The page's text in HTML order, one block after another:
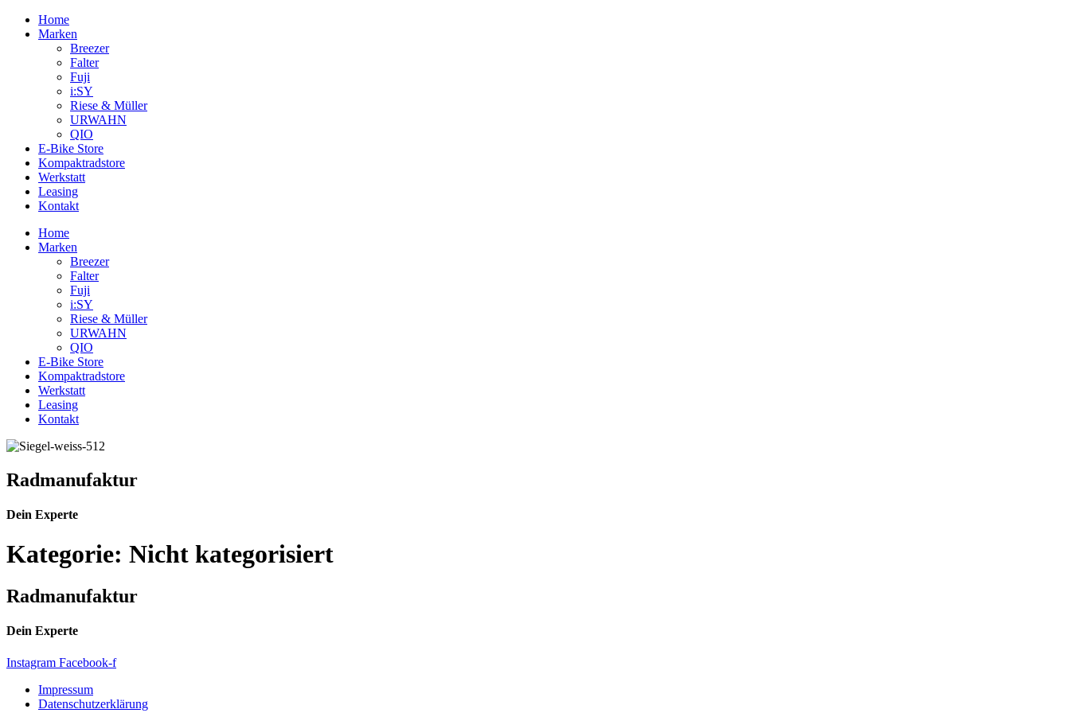
Zum
Inhalt
Home
Marken
Breezer
Falter
Fuji
i:SY
Riese & Müller
URWAHN
QIO
E-Bike Store
Kompaktradstore
Werkstatt
Leasing
Kontakt
Home
Marken
Breezer
Falter
Fuji
i:SY
Riese & Müller
URWAHN
QIO
E-Bike Store
Kompaktradstore
Werkstatt
Leasing
Kontakt
Radmanufaktur
Dein Experte
Kategorie: Nicht kategorisiert
Radmanufaktur
Dein Experte
Instagram Facebook-f
Impressum
Datenschutzerklärung